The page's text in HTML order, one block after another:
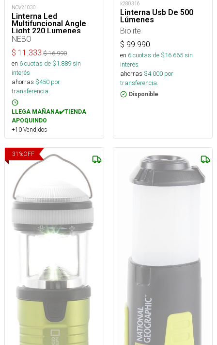
NOV21030
Linterna Led
Multifuncional Angle
Light 220 Lumenes
(AAA)
NEBO
$ 11.333 $16.990
en 6cuotas de $1.889sin
interés
ahorras $450 por
transferencia.
LLEGA MAÑANA✔️TIENDA
APOQUINDO
+10 Vendidos
k280316
Linterna Usb De 500
Lúmenes
Biolite
$ 99.990
en 6cuotas de $16.665sin
interés
ahorras $4.000 por
transferencia.
Disponible
31 %OFF